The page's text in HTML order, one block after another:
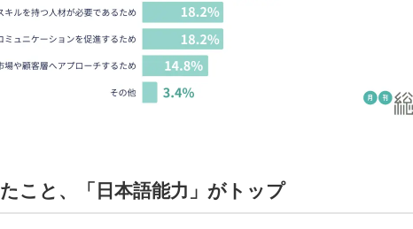
こと、「日本語能力」がトップ